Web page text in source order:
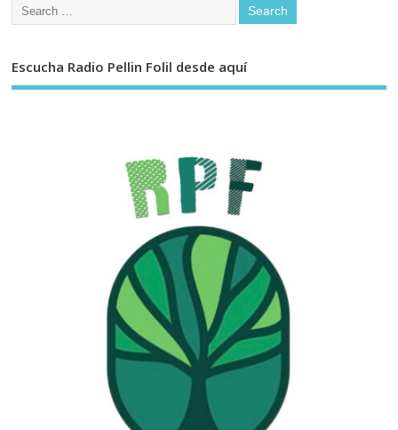
Escucha Radio Pellin Folil desde aquí